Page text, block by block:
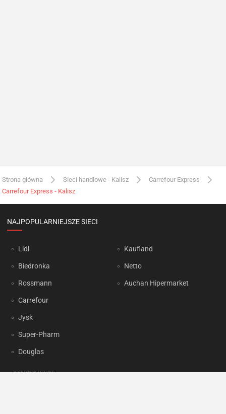
Strona główna Sieci handlowe - Kalisz
Carrefour Express
Carrefour Express - Kalisz
NAJPOPULARNIEJSZE SIECI
Lidl
Biedronka
Rossmann
Carrefour
Jysk
Super-Pharm
Douglas
Kaufland
Netto
Auchan Hipermarket
OKAZJUM.PL